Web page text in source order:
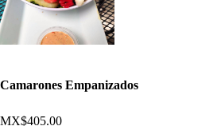
Camarones Empanizados
MX$405.00